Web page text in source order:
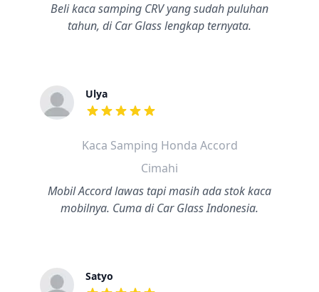
Beli kaca samping CRV yang sudah puluhan
tahun, di Car Glass lengkap ternyata.
Ulya
dari ulasan adalah bintang lima
Kaca Samping Honda Accord
Cimahi
Mobil Accord lawas tapi masih ada stok kaca
mobilnya. Cuma di Car Glass Indonesia.
Satyo